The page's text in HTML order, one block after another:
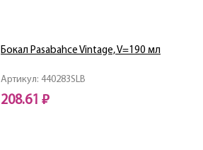
Артикул: 440283SLB
Бокал Pasabahce Vintage, V=190 мл
208.61 ₽